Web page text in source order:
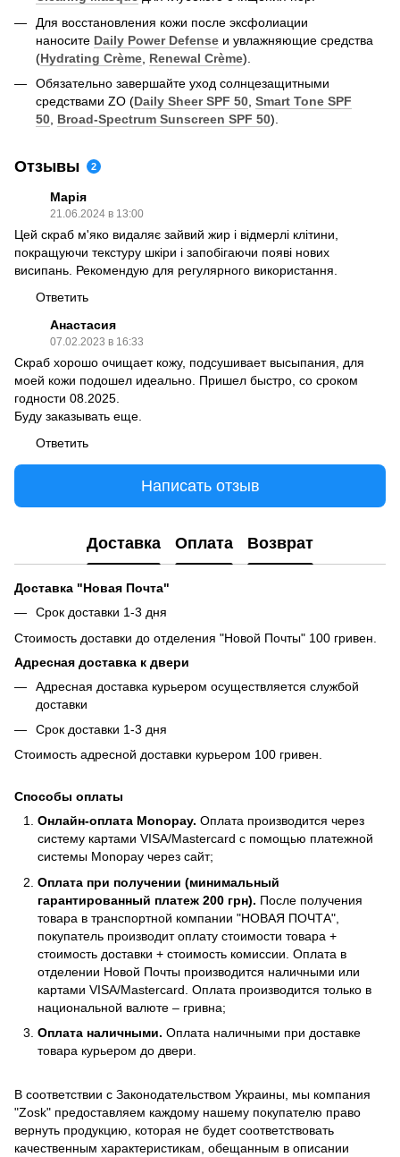
Для восстановления кожи после эксфолиации
наносите Daily Power Defense и увлажняющие средства
(Hydrating Crème Renewal Crème).
Обязательно завершайте уход солнцезащитными
средствами ZO (Daily Sheer SPF 50 Smart Tone SPF
50 Broad-Spectrum Sunscreen SPF 50).
Отзывы 2
Марія
21.06.2024 в 13:00
Цей скраб м'яко видаляє зайвий жир і відмерлі клітини,
покращуючи текстуру шкіри і запобігаючи появі нових
висипань. Рекомендую для регулярного використання.
Ответить
Анастасия
07.02.2023 в 16:33
Скраб хорошо очищает кожу, подсушивает высыпания, для
моей кожи подошел идеально. Пришел быстро, со сроком
годности 08.2025.
Буду заказывать еще.
Ответить
Написать отзыв
Доставка Оплата Возврат
Доставка "Новая Почта"
Срок доставки 1-3 дня
Стоимость доставки до отделения "Новой Почты" 100 гривен.
Адресная доставка к двери
Адресная доставка курьером осуществляется службой
доставки
Срок доставки 1-3 дня
Стоимость адресной доставки курьером 100 гривен.
Способы оплаты
Онлайн-оплата Monopay. Оплата производится через
систему картами VISA/Mastercard с помощью платежной
системы Monopay через сайт;
Оплата при получении (минимальный
гарантированный платеж 200 грн). После получения
товара в транспортной компании "НОВАЯ ПОЧТА",
покупатель производит оплату стоимости товара +
стоимость доставки + стоимость комиссии. Оплата в
отделении Новой Почты производится наличными или
картами VISA/Mastercard. Оплата производится только в
национальной валюте – гривна;
Оплата наличными. Оплата наличными при доставке
товара курьером до двери.
В соответствии с Законодательством Украины, мы компания
"Zosk" предоставляем каждому нашему покупателю право
вернуть продукцию, которая не будет соответствовать
качественным характеристикам, обещанным в описании